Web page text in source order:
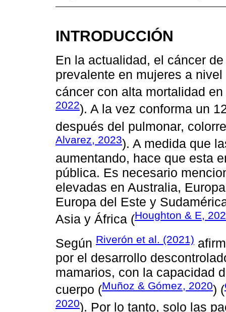
INTRODUCCIÓN
En la actualidad, el cáncer
prevalente en mujeres a
cáncer con alta mortalidad
2022). A la vez conforma un
después del pulmonar,
Alvarez, 2023). A medida que
aumentando, hace que esta
pública. Es necesario
elevadas en Australia,
Europa del Este y
Asia y África (Houghton & E,
Según Riverón et al. (2021)
por el desarrollo
mamarios, con la capacidad
cuerpo (Muñoz & Gómez, 2020) (
2020). Por lo tanto, solo las